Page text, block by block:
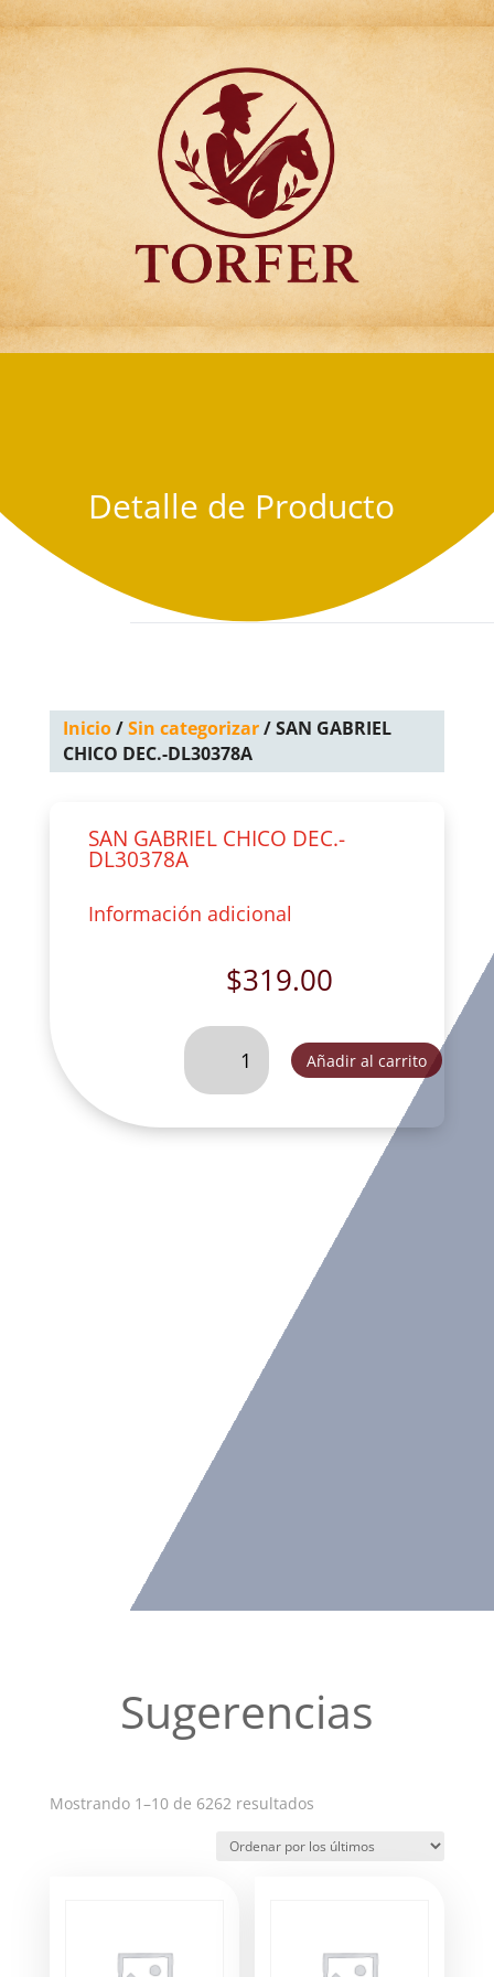
Articulos para
Regalo Torfer.
Detalle de Producto
Inicio/Sin categorizar/ SAN GABRIEL
CHICO DEC.-DL30378A
SAN GABRIEL CHICO DEC.-
DL30378A
Información adicional
$319.00
SAN
GABRIEL
CHICO
DL30378A
Añadir al carrito
Sugerencias
Mostrando 1–10 de 6262 resultadosOrdenado
los